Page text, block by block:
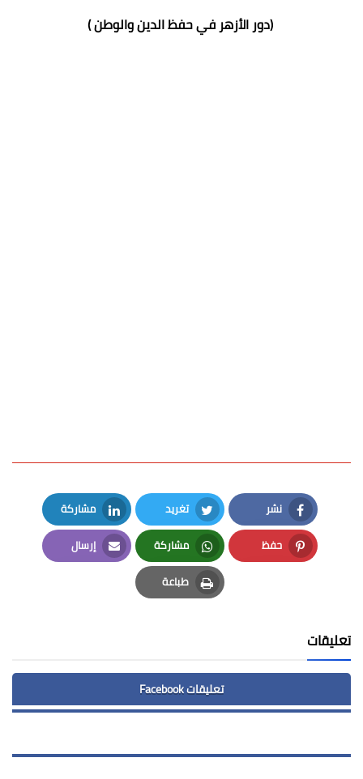
(دور الأزهر في حفظ الدين والوطن )
نشر
Facebook
تغريد
Twitter
مشاركة
LinkedIn
حفظ
Pinterest
مشاركة
Whatsapp
إرسال
Email
طباعة
Print
تعليقات
تعليقات Facebook